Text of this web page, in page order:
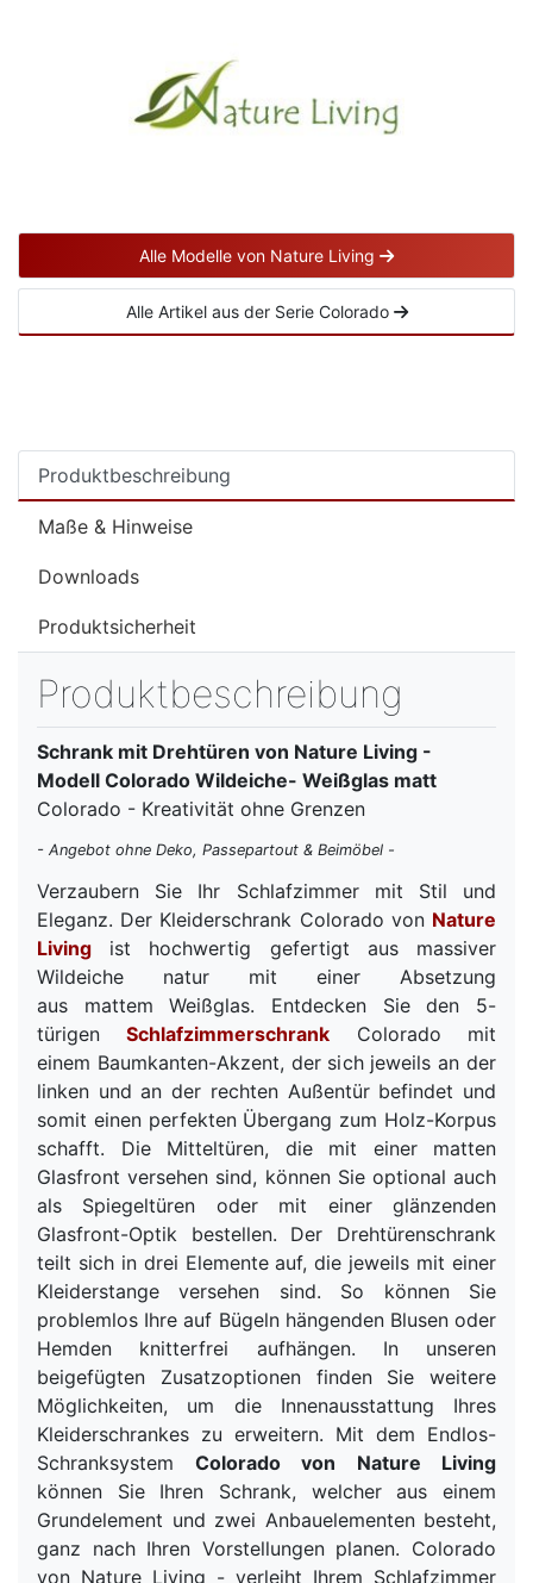
Alle Modelle von Nature Living
Alle Artikel aus der Serie Colorado
Produktbeschreibung
Maße & Hinweise
Downloads
Produktsicherheit
Produktbeschreibung
Schrank mit Drehtüren von Nature Living -
Modell Colorado Wildeiche- Weißglas matt
Colorado - Kreativität ohne Grenzen
- Angebot ohne Deko, Passepartout & Beimöbel -
Verzaubern Sie Ihr Schlafzimmer mit Stil und
Eleganz. Der Kleiderschrank Colorado von Nature
Living ist hochwertig gefertigt aus massiver
Wildeiche natur mit einer Absetzung
aus mattem Weißglas. Entdecken Sie den 5-
türigenSchlafzimmerschrank Colorado mit
einem Baumkanten-Akzent, der sich jeweils an der
linken und an der rechten Außentür befindet und
somit einen perfekten Übergang zum Holz-Korpus
schafft. Die Mitteltüren, die mit einer matten
Glasfront versehen sind, können Sie optional auch
als Spiegeltüren oder mit einer glänzenden
Glasfront-Optik bestellen. Der Drehtürenschrank
teilt sich in drei Elemente auf, die jeweils mit einer
Kleiderstange versehen sind. So können Sie
problemlos Ihre auf Bügeln hängenden Blusen oder
Hemden knitterfrei aufhängen. In unseren
beigefügten Zusatzoptionen finden Sie weitere
Möglichkeiten, um die Innenausstattung Ihres
Kleiderschrankes zu erweitern. Mit dem Endlos-
Schranksystem
Colorado von Nature Living
können Sie Ihren Schrank, welcher aus einem
Grundelement und zwei Anbauelementen besteht,
ganz nach Ihren Vorstellungen planen. Colorado
von Nature Living - verleiht Ihrem Schlafzimmer